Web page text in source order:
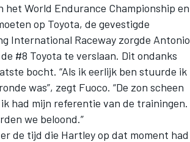
World Endurance Championship en
op Toyota, de gevestigde
International Raceway zorgde Antonio
#8 Toyota te verslaan. Dit ondanks
bocht. “Als ik eerlijk ben stuurde ik
was”, zegt Fuoco. “De zon scheen
had mijn referentie van de trainingen.
we beloond.”
de tijd die Hartley op dat moment had